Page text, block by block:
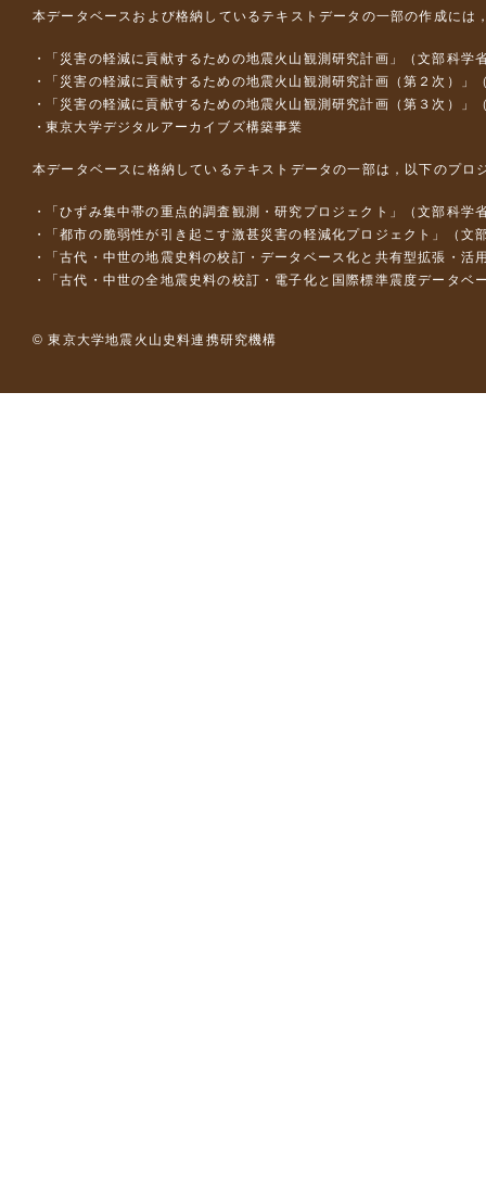
本データベースおよび格納しているテキストデータの一部の作成には
「災害の軽減に貢献するための地震火山観測研究計画」（文部科学
「災害の軽減に貢献するための地震火山観測研究計画（第２次）」
「災害の軽減に貢献するための地震火山観測研究計画（第３次）」
東京大学デジタルアーカイブズ構築事業
本データベースに格納しているテキストデータの一部は，以下のプロ
「ひずみ集中帯の重点的調査観測・研究プロジェクト」（文部科
「都市の脆弱性が引き起こす激甚災害の軽減化プロジェクト」（
「古代・中世の地震史料の校訂・データベース化と共有型拡張・
「古代・中世の全地震史料の校訂・電子化と国際標準震度データ
© 東京大学地震火山史料連携研究機構